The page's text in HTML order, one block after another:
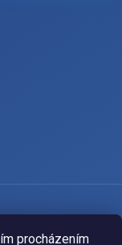
procházením